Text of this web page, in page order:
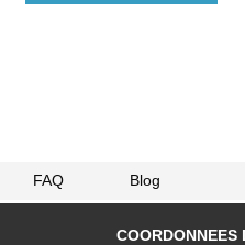
FAQ Blog
COORDONNEES